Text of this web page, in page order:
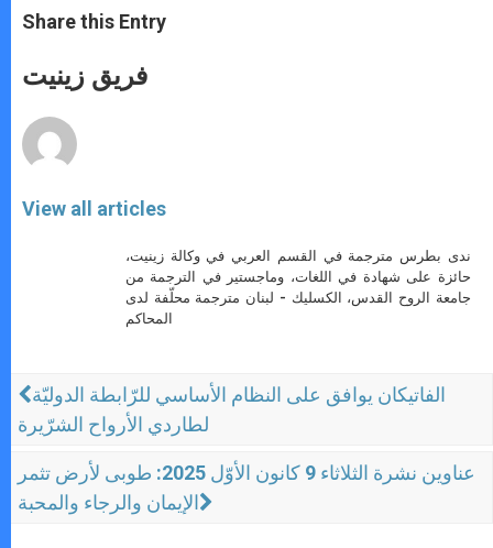
t
s
p
p
s
e
g
e
e
b
o
k
Share this Entry
فريق زينيت
View all articles
ندى بطرس مترجمة في القسم العربي في وكالة زينيت،
حائزة على شهادة في اللغات، وماجستير في الترجمة من
جامعة الروح القدس، الكسليك - لبنان مترجمة محلّفة لدى
المحاكم
الفاتيكان يوافق على النظام الأساسي للرّابطة الدوليّة
لطاردي الأرواح الشرّيرة
عناوين نشرة الثلاثاء 9 كانون الأوّل 2025: طوبى لأرض تثمر
الإيمان والرجاء والمحبة